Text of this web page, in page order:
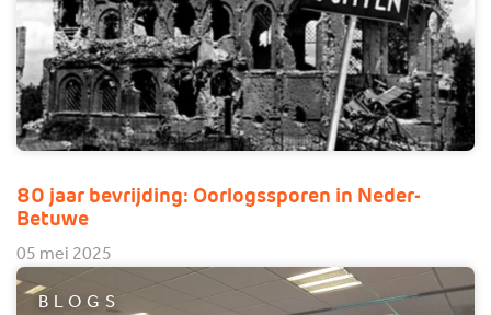
80 jaar bevrijding: Oorlogssporen in Neder-
Betuwe
05 mei 2025
BLOGS